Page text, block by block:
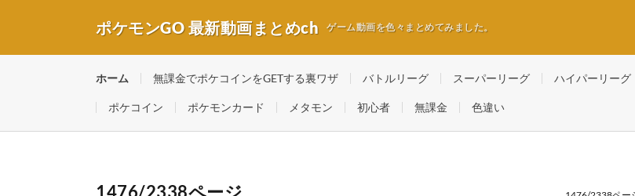
ポケモンGO 最新動画まとめch ゲーム動画を色々まとめてみました。
ホーム 無課金でポケコインをGETする裏ワザ バトルリーグ スーパーリーグ ハイパーリーグ
ポケコイン ポケモンカード メタモン 初心者 無課金 色違い
1476/2338ページ